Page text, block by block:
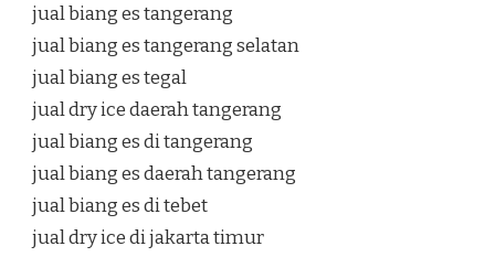
jual biang es tangerang
jual biang es tangerang selatan
jual biang es tegal
jual dry ice daerah tangerang
jual biang es di tangerang
jual biang es daerah tangerang
jual biang es di tebet
jual dry ice di jakarta timur